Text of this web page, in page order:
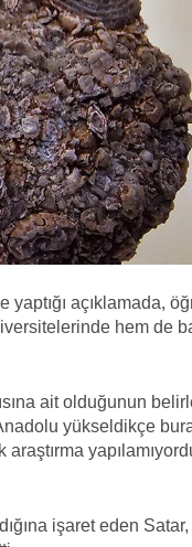
açıklamada,
hem de
ait olduğunun
yükseldikçe
işaret eden Satar,